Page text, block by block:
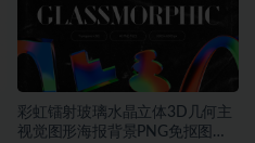
彩虹镭射玻璃水晶立体3D几何主
视觉图形海报背景PNG免抠图片